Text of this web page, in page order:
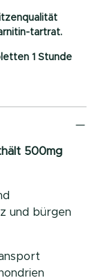
tartrat.
1 Stunde
500mg
und bürgen